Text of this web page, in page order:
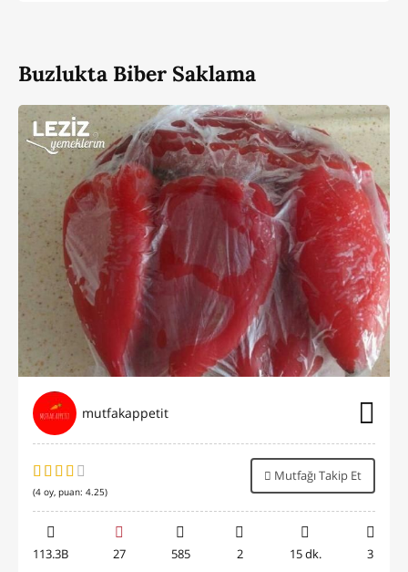
Buzlukta Biber Saklama
mutfakappetit
(4 oy, puan: 4.25)
Mutfağı Takip Et
113.3B 27 585 2 15 dk. 3